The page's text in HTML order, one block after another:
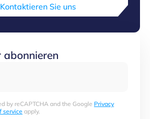
Kontaktieren Sie uns
by reCAPTCHA and the Google Privacy
service apply.